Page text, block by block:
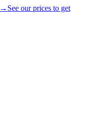
→ See our prices to get